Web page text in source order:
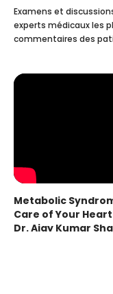
Examens et
experts médicaux les
commentaires des
Metabolic
Care of Your
Dr. Ajay Kumar